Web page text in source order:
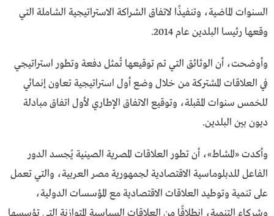
السنوات الماضية، وتنفيذًا لاتفاق الشراكة الاستراتيجية الشاملة التي
وقعها رئيسا البلدين عام 2014.
وأوضحت، أن الوثائق التي تم توقيعها تُمثل دفعة وتطور استراتيجي
في العلاقات المشتركة من خلال وضع أول استراتيجية تعاون إنمائي
للخمس سنوات المقبلة، وتوقيع الاتفاق الإطاري لأول اتفاق مبادلة
ديون بين البلدين.
وأكدت «المشاط»، أن تطور العلاقات المصرية الصينية يُجسد الدور
الفاعل للدبلوماسية الاقتصادية لجمهورية مصر العربية، والتي تعمل
على تنمية وتوطيد العلاقات الاقتصادية مع المؤسسات الدولية،
وشركاء التنمية، انطلاقًا من العلاقات السياسية المتوازنة التي تؤسسها